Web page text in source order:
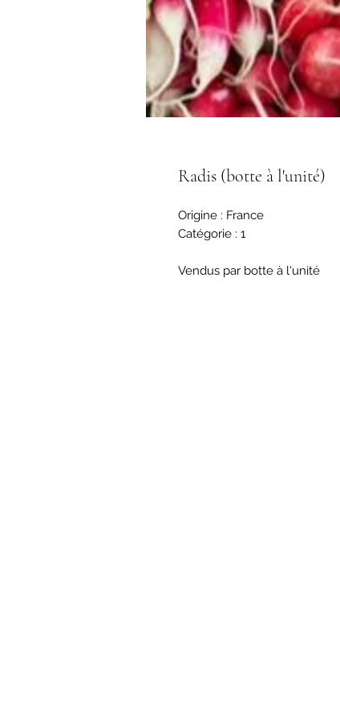
Radis (botte à l'unité)
Origine : France
Catégorie : 1
Vendus par botte à l'unité